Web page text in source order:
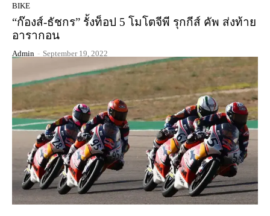
BIKE
“ก๊องส์-ธัชกร” รั้งท็อป 5 โมโตจีพี รุกกีส์ คัพ ส่งท้าย
อารากอน
Admin - September 19, 2022